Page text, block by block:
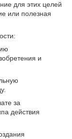
для этих целей
или полезная
и
за
действия